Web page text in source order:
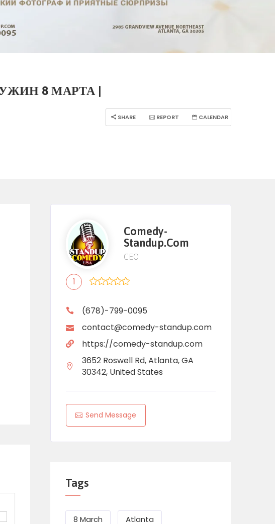
8 МАРТА |
SHARE REPORT CALENDAR
Comedy-
Standup.com
CEO
1
(678)-799-0095
contact@comedy-standup.com
https://comedy-standup.com
3652 Roswell Rd, Atlanta, GA
30342, United States
Send Message
Tags
8 March Atlanta